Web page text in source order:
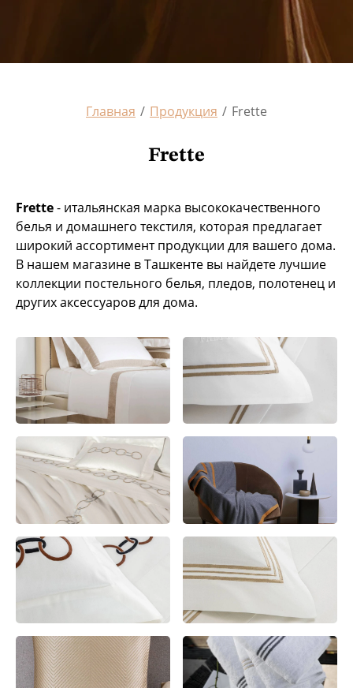
Главная / Продукция / Frette
Frette
Frette- итальянская марка высококачественного
белья и домашнего текстиля, которая предлагает
широкий ассортимент продукции для вашего дома.
В нашем магазине в Ташкенте вы найдете лучшие
коллекции постельного белья, пледов, полотенец и
других аксессуаров для дома.